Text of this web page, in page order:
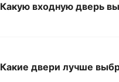
Какую входную дверь
Какие двери лучше